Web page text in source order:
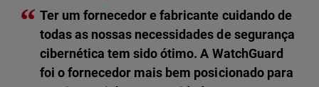
“ Ter um fornecedor e fabricante cuidando de
todas as nossas necessidades de segurança
cibernética tem sido ótimo. A WatchGuard
foi o fornecedor mais bem posicionado para